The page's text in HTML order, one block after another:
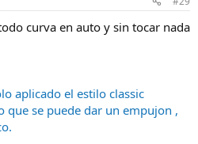
curva en auto y sin tocar nada
aplicado el estilo classic
que se puede dar un empujon ,